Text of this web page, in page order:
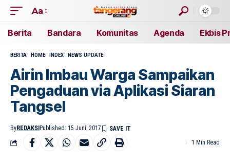
Aa
Berita Bandara Komunitas Agenda Ekbis
BERITA HOME INDEX NEWS UPDATE
Airin Imbau Warga Sampaikan
Pengaduan via Aplikasi Siaran
Tangsel
ByREDAKSI Published: 15 Juni, 2017
1 Min Read